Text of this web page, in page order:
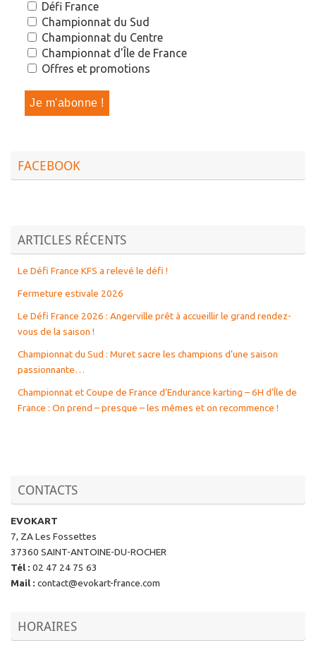
Défi France
Championnat du Sud
Championnat du Centre
Championnat d'Île de France
Offres et promotions
FACEBOOK
ARTICLES RÉCENTS
Le Défi France KFS a relevé le défi !
Fermeture estivale 2026
Le Défi France 2026 : Angerville prêt à accueillir le grand rendez-
vous de la saison !
Championnat du Sud : Muret sacre les champions d’une saison
passionnante…
Championnat et Coupe de France d’Endurance karting – 6H d’Île de
France : On prend – presque – les mêmes et on recommence !
CONTACTS
EVOKART
7, ZA Les Fossettes
37360 SAINT-ANTOINE-DU-ROCHER
Tél : 02 47 24 75 63
Mail : contact@evokart-france.com
HORAIRES